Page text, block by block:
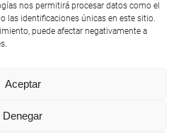
nos permitirá procesar datos como el
las identificaciones únicas en este sitio.
puede afectar negativamente a
Aceptar
Denegar